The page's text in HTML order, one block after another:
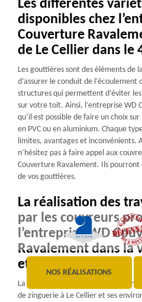
NOS RÉALISATIONS
Les différentes
disponibles chez
Couverture
de Le Cellier dans le
Les gouttières sont des éléments
d’assurer le conduit de l’écoulement
structures qui permettent d’éviter
sur votre toit. Ainsi, l’entreprise WD
qu’il est possible de faire un choix
en PVC ou en aluminium. Chaque
limites, avantages et inconvénients.
n’hésitez pas à faire appel aux
Couverture Ravalement. Ils
de vos gouttières.
La réalisation des
par les couvreurs
l’entreprise WD
Ravalement dans la
et ses environs
La société WD Couverture
de zinguerie à Le Cellier et ses